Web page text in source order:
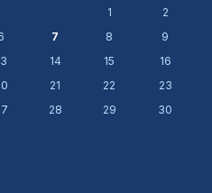
1
2
7 8
9
14 15
16
21 22
23
28 29
30